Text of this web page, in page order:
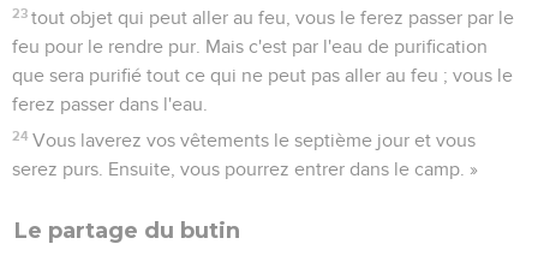
homme parmi nous.
Comme offrande à l'Eternel, nous apportons chacun les
objets d'or que nous avons trouvés – chaînettes, bracelets,
l'expiation pour nous-mêmes devant l'Eternel. »
objets travaillés en or.